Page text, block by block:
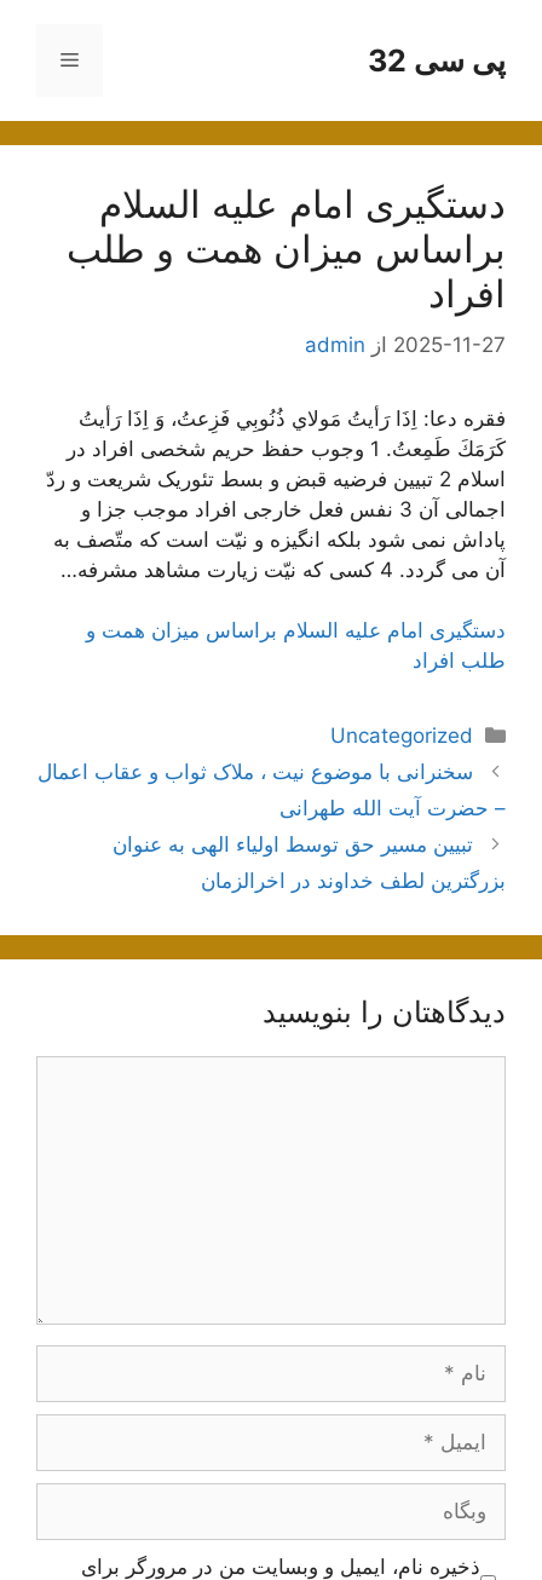
محتواپی سی 32 فهرست
دستگیری امام علیه السلام
براساس میزان همت و طلب
افراد
2025-11-27 از admin
فقره دعا: اِذَا رَأيتُ مَولاي ذُنُوبِي فَزِعتُ، وَ اِذَا رَأيتُ
كَرَمَكَ طَمِعتُ. 1 وجوب حفظ حریم شخصی افراد در
اسلام 2 تبیین فرضیه قبض و بسط تئوریک شریعت و ردّ
اجمالی آن 3 نفس فعل خارجی افراد موجب جزا و
پاداش نمی شود بلکه انگیزه و نیّت است که متّصف به
آن می گردد. 4 کسی که نیّت زیارت مشاهد مشرفه…
دستگیری امام علیه السلام براساس میزان همت و
طلب افراد
دسته‌ها
Uncategorized
ناوبریسخنرانی با موضوع نیت ، ملاک ثواب و عقاب اعمال
– حضرت آیت الله طهرانی
تبیین مسیر حق توسط اولیاء الهی به عنوان
بزرگترین لطف خداوند در اخرالزمان
دیدگاهتان را بنویسید
ایمیل
وبگاه
ذخیره نام، ایمیل و وبسایت من در مرورگر برای